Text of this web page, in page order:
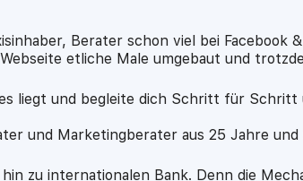
Berater schon viel bei Facebook
etliche Male umgebaut und
liegt und begleite dich Schritt für Schritt
und Marketingberater aus 25 Jahre
zu internationalen Bank. Denn die